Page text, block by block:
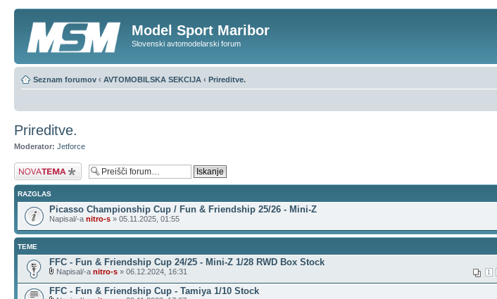
Model Sport Maribor
Slovenski avtomodelarski forum
Seznam forumov ‹ AVTOMOBILSKA SEKCIJA ‹ Prireditve.
Prireditve.
Moderator: Jetforce
Napiši novo temo
RAZGLAS
Picasso Championship Cup / Fun & Friendship 25/26 - Mini-Z
Napisal/-a nitro-s » 05.11.2025, 01:55
TEME
FFC - Fun & Friendship Cup 24/25 - Mini-Z 1/28 RWD Box Stock
1
Napisal/-a nitro-s » 06.12.2024, 16:31
FFC - Fun & Friendship Cup - Tamiya 1/10 Stock